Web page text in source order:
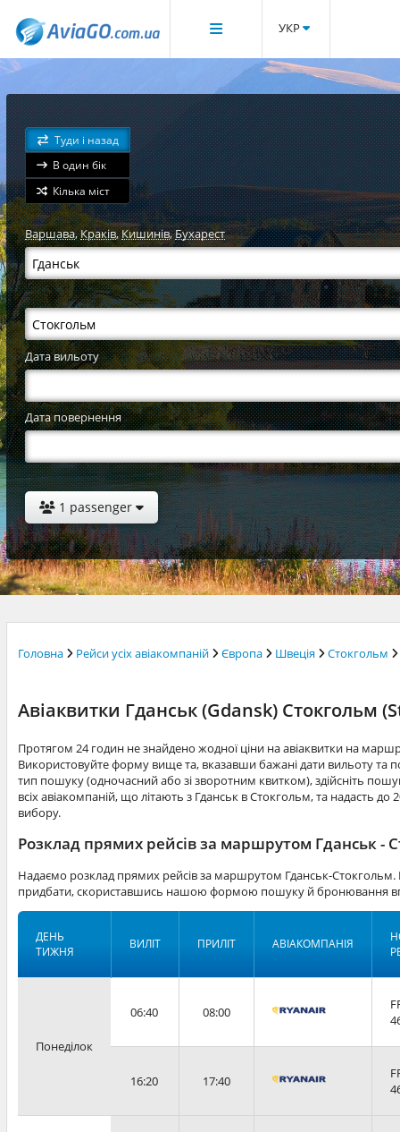
УКР
Туди і назад
В один бік
Кілька міст
Варшава,Краків,Кишинів,Бухарест
Дата вильоту
Дата повернення
1 passenger
Головна Рейси усіх авіакомпаній Європа Швеція Стокгольм
Авіаквитки Гданськ (Gdansk) Стокгольм
Протягом 24 годин не знайдено жодної ціни на авіаквитки на
Використовуйте форму вище та, вказавши бажані дати вильоту та
тип пошуку (одночасний або зі зворотним квитком), здійсніть
всіх авіакомпаній, що літають з Гданськ в Стокгольм, та надасть
вибору.
Розклад прямих рейсів за маршрутом Гданськ -
Надаємо розклад прямих рейсів за маршрутом Гданськ-Стокгольм.
придбати, скориставшись нашою формою пошуку й бронювання
ДЕНЬ
ТИЖНЯ
ВИЛІТ ПРИЛІТ АВІАКОМПАНІЯ
Понеділок
06:40 08:00
16:20 17:40